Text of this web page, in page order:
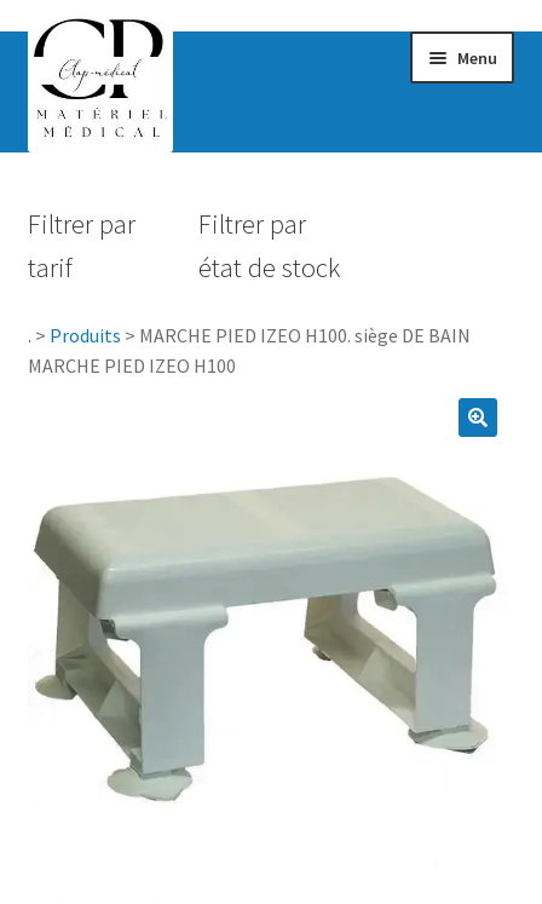
Menu
Hygiène
Vêtements & Chaussures
Sécurité
Pro.
0.00 €
Filtrer par
tarif
Filtrer par
état de stock
. > Produits > MARCHE PIED IZEO H100. siège DE BAIN
MARCHE PIED IZEO H100